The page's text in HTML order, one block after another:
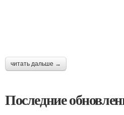
читать дальше →
Последние